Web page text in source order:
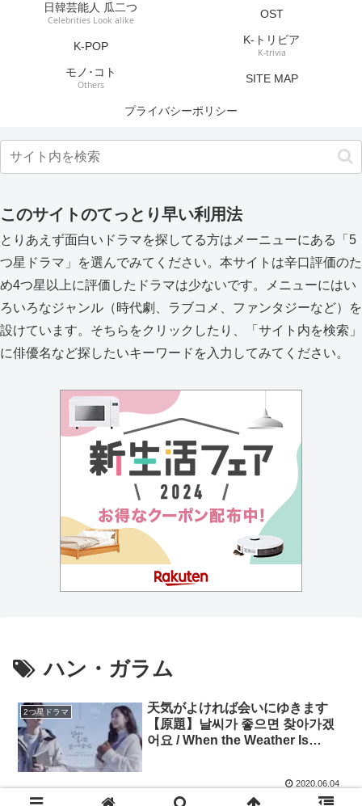
日韓芸能人 瓜二つ
Celebrities Look alike OST
K-POP K-トリビア
K-trivia
モノ･コト
Others SITE MAP
プライバシーポリシー
このサイトのてっとり早い利用法
とりあえず面白いドラマを探してる方はメーニューにある「5
つ星ドラマ」を選んでみてください。本サイトは辛口評価のた
め4つ星以上に評価したドラマは少ないです。メニューにはい
ろいろなジャンル（時代劇、ラブコメ、ファンタジーなど）を
設けています。そちらをクリックしたり、「サイト内を検索」
に俳優名など探したいキーワードを入力してみてください。
ハン・ガラム
2つ星ドラマ
天気がよければ会いにゆきます
【原題】날씨가 좋으면 찾아가겠
어요 / When the Weather Is
2020.06.04